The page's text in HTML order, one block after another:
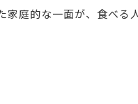
魅力
庭的な一面が、食べる